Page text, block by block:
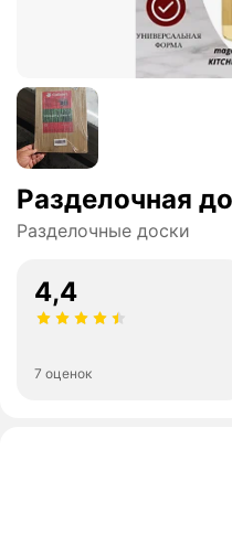
Разделочная
Разделочные доски
4,4
7 оценок